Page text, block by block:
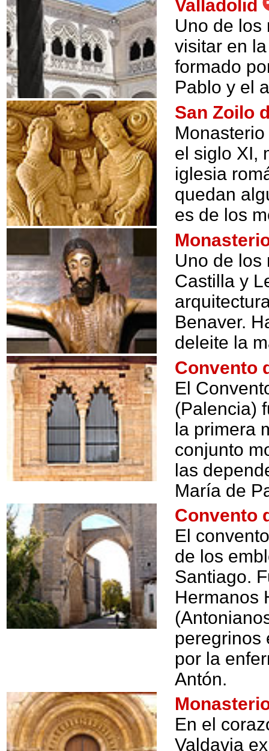
Valladolid
Uno de los
visitar en
formado
Pablo y el
San Zoilo
el siglo XI,
iglesia
quedan
es de los
Uno de los
Castilla y
Benaver.
deleite la
Convento
El
(Palencia)
la primera
conjunto
las
María de
Convento
El
de los
Santiago.
Hermanos
peregrinos
por la
Antón.
En el
Valdavia